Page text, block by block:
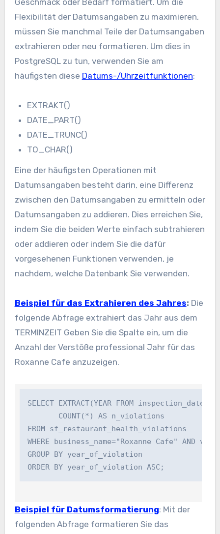
Flexibilität der Datumsangaben zu maximieren,
müssen Sie manchmal Teile der Datumsangaben
extrahieren oder neu formatieren. Um dies in
PostgreSQL zu tun, verwenden Sie am
häufigsten diese Datums-/Uhrzeitfunktionen:
EXTRAKT()
DATE_PART()
DATE_TRUNC()
TO_CHAR()
Eine der häufigsten Operationen mit
Datumsangaben besteht darin, eine Differenz
zwischen den Datumsangaben zu ermitteln oder
Datumsangaben zu addieren. Dies erreichen Sie,
indem Sie die beiden Werte einfach subtrahieren
oder addieren oder indem Sie die dafür
vorgesehenen Funktionen verwenden, je
nachdem, welche Datenbank Sie verwenden.
Beispiel für das Extrahieren des Jahres: Die
folgende Abfrage extrahiert das Jahr aus dem
TERMINZEIT Geben Sie die Spalte ein, um die
Anzahl der Verstöße professional Jahr für das
Roxanne Cafe anzuzeigen.
SELECT EXTRACT(YEAR FROM
       COUNT(*) AS n_violations
FROM sf_restaurant_health_violations
WHERE business_name="Roxanne Cafe" AND
GROUP BY year_of_violation
Beispiel für Datumsformatierung: Mit der
folgenden Abfrage formatieren Sie das